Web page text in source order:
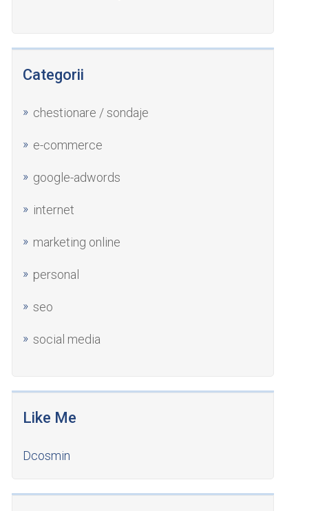
Categorii
chestionare / sondaje
e-commerce
google-adwords
internet
marketing online
personal
seo
social media
Like Me
Dcosmin